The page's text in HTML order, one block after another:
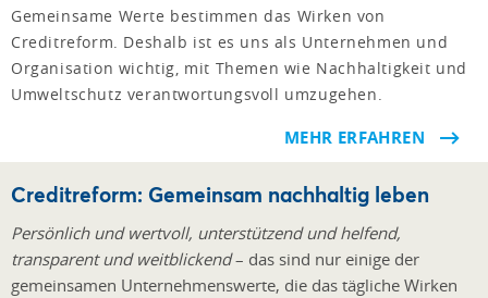
Gemeinsame Werte bestimmen das Wirken von
Creditreform. Deshalb ist es uns als Unternehmen und
Organisation wichtig, mit Themen wie Nachhaltigkeit und
Umweltschutz verantwortungsvoll umzugehen.
MEHR ERFAHREN
Creditreform: Gemeinsam nachhaltig leben
Persönlich und wertvoll, unterstützend und helfend,
transparent und weitblickend– das sind nur einige der
gemeinsamen Unternehmenswerte, die das tägliche Wirken